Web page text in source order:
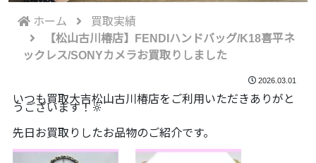
ホーム
買取実績
【松山古川椿店】FENDIハンドバッグ/K18喜平ネ
ックレス/SONYカメラお買取りしました
2026.03.01
いつも買取大吉松山古川椿店をご利用いただきありがと
うございます！🔆
先日お買取りしたお品物のご紹介です。